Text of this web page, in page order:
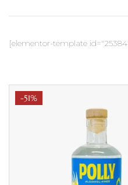
[elementor-template
-51%